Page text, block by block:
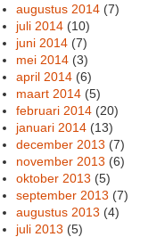
augustus 2014 (7)
juli 2014 (10)
juni 2014 (7)
mei 2014 (3)
april 2014 (6)
maart 2014 (5)
februari 2014 (20)
januari 2014 (13)
december 2013 (7)
november 2013 (6)
oktober 2013 (5)
september 2013 (7)
augustus 2013 (4)
juli 2013 (5)